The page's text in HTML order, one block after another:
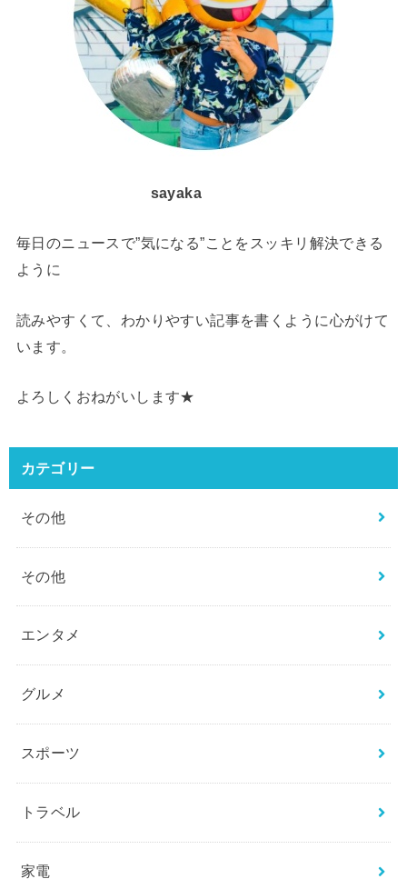
sayaka
毎日のニュースで”気になる”ことをスッキリ解決できる
ように
読みやすくて、わかりやすい記事を書くように心がけて
います。
よろしくおねがいします★
カテゴリー
その他
その他
エンタメ
グルメ
スポーツ
トラベル
家電